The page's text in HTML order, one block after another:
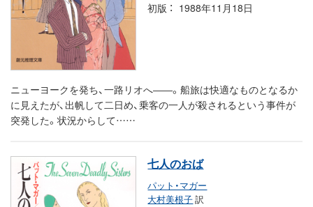
初版
1988年11月18日
ニューヨークを発ち、一路リオへ――。船旅は快適なものとなるか
に見えたが、出帆して二日め、乗客の一人が殺されるという事件が
突発した。状況からして……
七人のおば
パット・マガー
大村美根子訳